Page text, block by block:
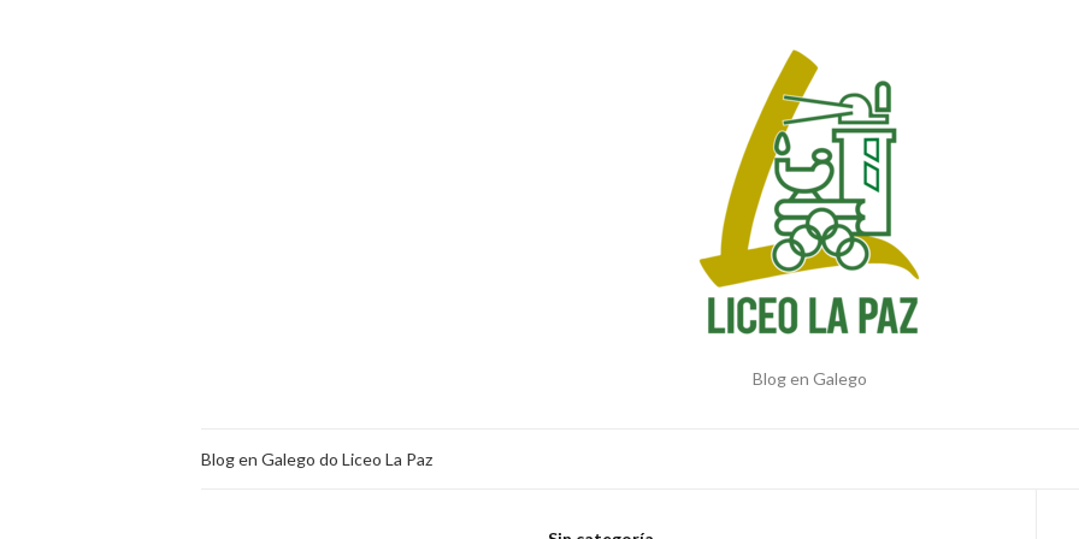
Blog en Galego
Blog en Galego do Liceo La Paz